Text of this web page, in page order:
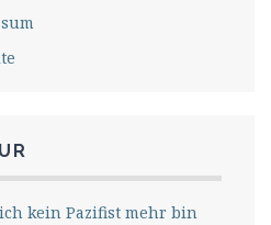
kein Pazifist mehr bin